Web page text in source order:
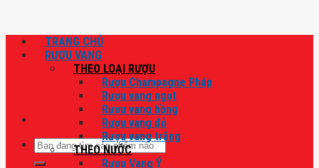
Tìm
kiếm:
TRANG CHỦ
RƯỢU VANG
THEO LOẠI RƯỢU
Rượu Champagne Pháp
Rượu vang ngọt
Rượu vang hồng
Rượu vang đỏ
Rượu vang trắng
THEO NƯỚC
Rượu Vang Ý